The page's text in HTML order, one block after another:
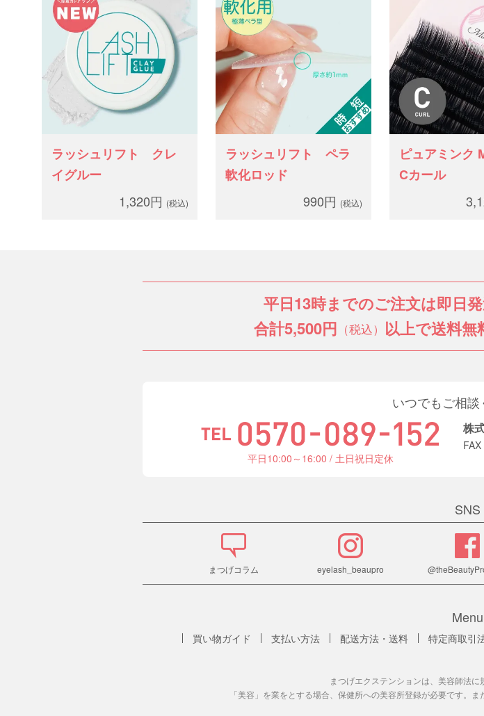
ラッシュリフト クレ
イグルー
1,320円 (税込)
ラッシュリフト ペラ
軟化ロッド
990円 (税込)
ピュアミンク
Cカール
平日13時までのご注文は即日
合計5,500円 （税込） 以上で送料無
いつでもご相談
平日10:00～16:00 / 土日祝日定休
株
SNS
まつげコラム eyelash_beaupro
Menu
買い物ガイド 支払い方法 配送方法・送料 特定商取引
まつげエクステンションは、美容師法に
「美容」を業をとする場合、保健所への美容所登録が必要です。